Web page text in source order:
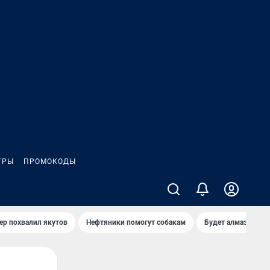
ПРОМОКОДЫ
похвалил якутов Нефтяники помогут собакам Будет алмазный